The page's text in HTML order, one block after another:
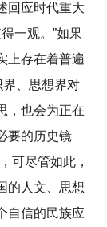
回应时代重大
一观。”如果
上存在着普遍
界、思想界对
，也会为正在
要的历史镜
可尽管如此，
的人文、思想
自信的民族应